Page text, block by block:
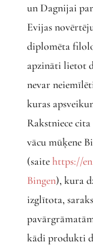
un Dagnijai
Evijas
diplomēta
apzināti lietot
nevar
kuras
Rakstniece
vācu mūķene
(saitehttps://
Bingen), kura
izglītota,
kādi produkti